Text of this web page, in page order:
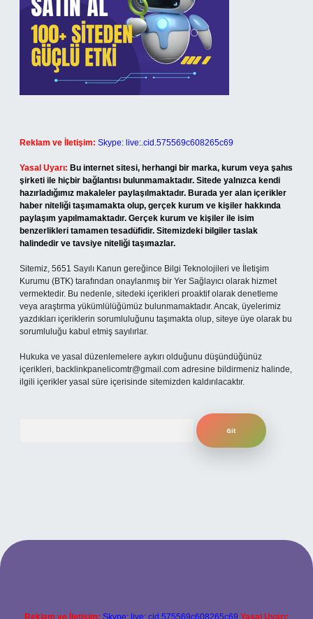
Reklam ve İletişim: Skype: live:.cid.575569c608265c69
Yasal Uyarı: Bu internet sitesi, herhangi bir marka, kurum veya şahıs
şirketi ile hiçbir bağlantısı bulunmamaktadır. Sitede yalnızca kendi
hazırladığımız makaleler paylaşılmaktadır. Burada yer alan içerikler
haber niteliği taşımamakta olup, gerçek kurum ve kişiler hakkında
paylaşım yapılmamaktadır. Gerçek kurum ve kişiler ile isim
benzerlikleri tamamen tesadüfidir. Sitemizdeki bilgiler taslak
halindedir ve tavsiye niteliği taşımazlar.
Sitemiz, 5651 Sayılı Kanun gereğince Bilgi Teknolojileri ve İletişim
Kurumu (BTK) tarafından onaylanmış bir Yer Sağlayıcı olarak hizmet
vermektedir. Bu nedenle, sitedeki içerikleri proaktif olarak denetleme
veya araştırma yükümlülüğümüz bulunmamaktadır. Ancak, üyelerimiz
yazdıkları içeriklerin sorumluluğunu taşımakta olup, siteye üye olarak bu
sorumluluğu kabul etmiş sayılırlar.
Hukuka ve yasal düzenlemelere aykırı olduğunu düşündüğünüz
içerikleri, backlinkpanelicomtr@gmail.com adresine bildirmeniz halinde,
ilgili içerikler yasal süre içerisinde sitemizden kaldırılacaktır.
Reklam ve İletişim: Skype: live:.cid.575569c608265c69 Yasal Uyarı: